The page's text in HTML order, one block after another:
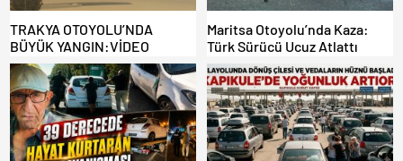
TRAKYA OTOYOLU’NDA
BÜYÜK YANGIN:VİDEO
Maritsa Otoyolu’nda Kaza:
Türk Sürücü Ucuz Atlattı